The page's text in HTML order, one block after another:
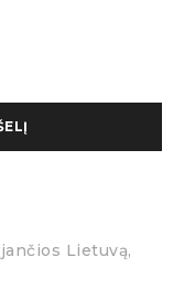
Lietuvą,